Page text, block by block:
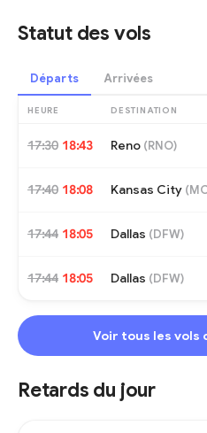
Statut des vols
Départs Arrivées
HEURE DESTINATION
17:30 18:43 Reno (RNO)
17:40 18:08 Kansas City (
17:44 18:05 Dallas (DFW)
17:44 18:05 Dallas (DFW)
Voir tous les vols
Retards du jour